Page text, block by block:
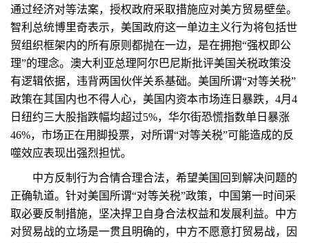
通过经济对等法案，授权政府采取措施应对美方贸易壁垒。
智利总统博里奇表示，美国政府这一单边主义行为将包括世
贸组织框架内的所有原则都抛在一边，是在拥抱“强权即公
理”的理念。澳大利亚总理阿尔巴尼斯批评美国关税政策没
有逻辑依据，违背两国伙伴关系基础。美国所谓“对等关税”
政策在其国内也不得人心，美国内资本市场连日暴跌，4月4
日纽约三大股指跌幅均超过5%，华尔街恐慌指数单日暴涨
46%，市场正在用脚投票，对所谓“对等关税”可能造成的反
噬效应表现出强烈担忧。
中方反制行为合情合理合法，希望美国回到解决问题的
正确轨道。针对美国所谓“对等关税”政策，中国第一时间采
取必要反制措施，坚决捍卫自身合法权益和发展利益。中方
对贸易战的立场是一贯且明确的，中方不愿意打贸易战，因